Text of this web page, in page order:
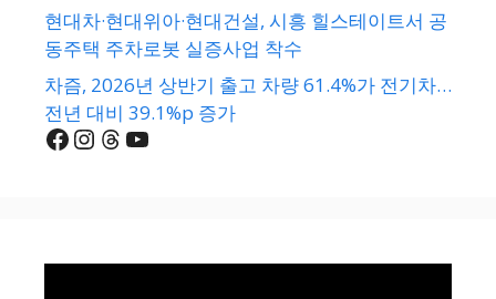
현대차·현대위아·현대건설, 시흥 힐스테이트서 공
동주택 주차로봇 실증사업 착수
차즘, 2026년 상반기 출고 차량 61.4%가 전기차…
전년 대비 39.1%p 증가
Facebook
Instagram
Threads
YouTube